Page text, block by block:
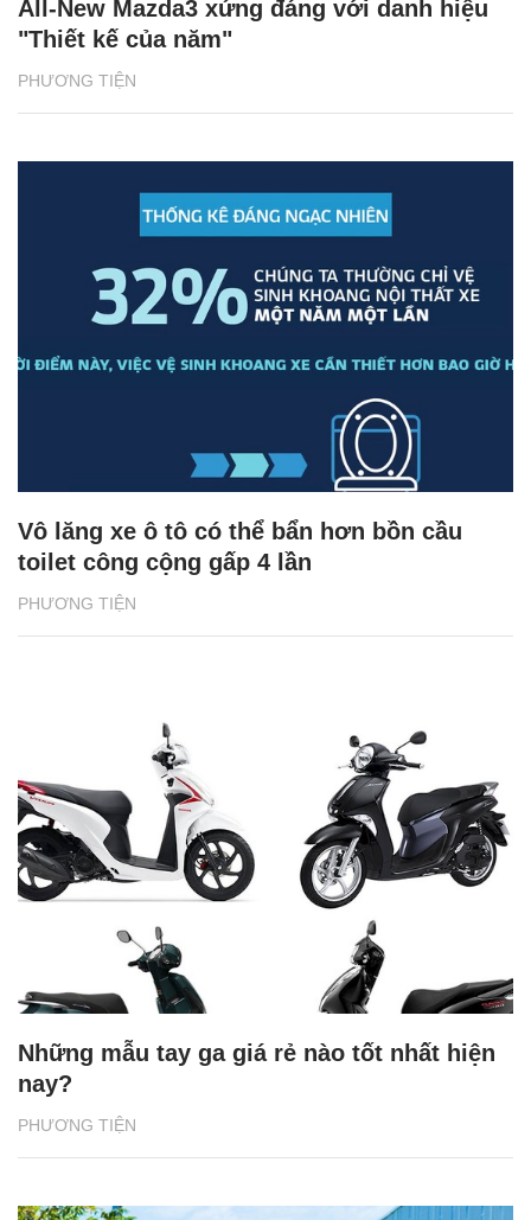
PHƯƠNG TIỆN
All-New Mazda3 xứng đáng với danh hiệu
"Thiết kế của năm"
PHƯƠNG TIỆN
Vô lăng xe ô tô có thể bẩn hơn bồn cầu
toilet công cộng gấp 4 lần
PHƯƠNG TIỆN
Những mẫu tay ga giá rẻ nào tốt nhất hiện
nay?